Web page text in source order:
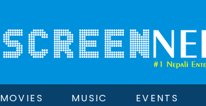
MOVIES MUSIC EVENTS